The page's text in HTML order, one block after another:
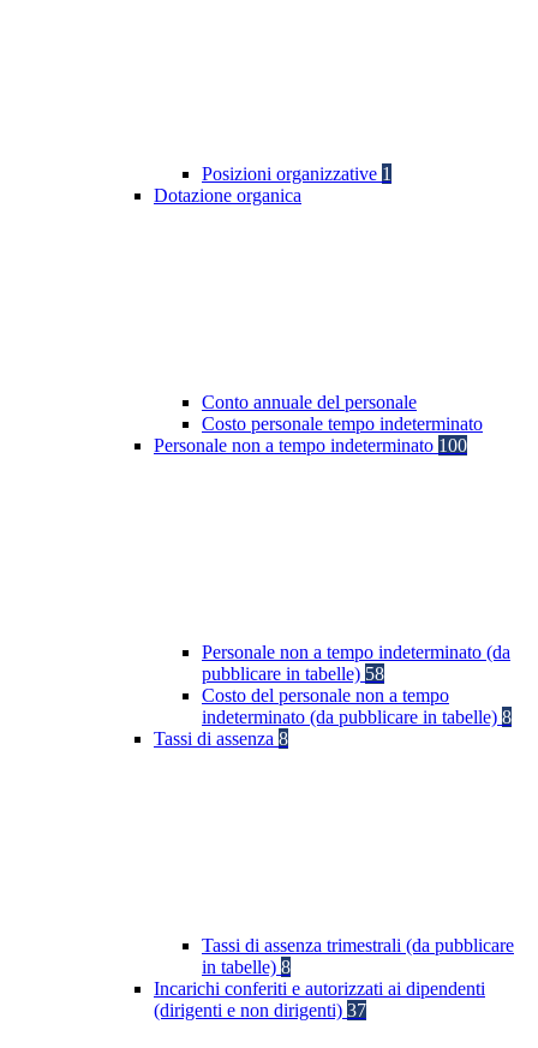
Posizioni organizzative 1
Dotazione organica
Conto annuale del personale
Costo personale tempo indeterminato
Personale non a tempo indeterminato 100
Personale non a tempo indeterminato (da
pubblicare in tabelle) 58
Costo del personale non a tempo
indeterminato (da pubblicare in tabelle) 8
Tassi di assenza 8
Tassi di assenza trimestrali (da pubblicare
in tabelle) 8
Incarichi conferiti e autorizzati ai dipendenti
(dirigenti e non dirigenti) 37